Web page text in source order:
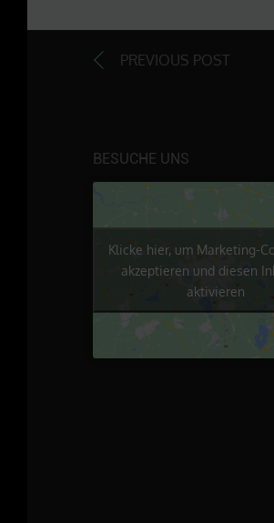
PREVIOUS POST
BESUCHE UNS
Klicke hier, um Marketing-
akzeptieren und diesen
aktivieren